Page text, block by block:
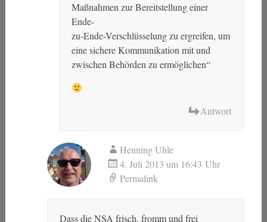
Maßnahmen zur Bereitstellung einer
Ende-
zu-Ende-Verschlüsselung zu ergreifen, um
eine sichere Kommunikation mit und
zwischen Behörden zu ermöglichen“
Antwort
Henning Uhle
4. Juli 2013 um 16:43 Uhr
Permalink
Dass die NSA frisch, fromm und frei